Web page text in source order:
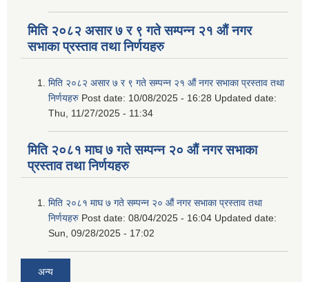
मिति २०८२ असार ७ र ९ गते सम्पन्न २१ औं नगर
सभाका प्रस्ताव तथा निर्णयहरु
मिति २०८२ असार ७ र ९ गते सम्पन्न २१ औं नगर सभाका प्रस्ताव तथा
निर्णयहरु Post date: 10/08/2025 - 16:28 Updated date:
Thu, 11/27/2025 - 11:34
मिति २०८१ माघ ७ गते सम्पन्न २० औं नगर सभाका
प्रस्ताव तथा निर्णयहरु
मिति २०८१ माघ ७ गते सम्पन्न २० औं नगर सभाका प्रस्ताव तथा
निर्णयहरु Post date: 08/04/2025 - 16:04 Updated date:
Sun, 09/28/2025 - 17:02
अन्य